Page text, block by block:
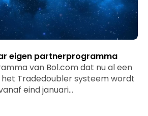
eigen partnerprogramma
van Bol.com dat nu al een
Tradedoubler systeem wordt
eind januari…